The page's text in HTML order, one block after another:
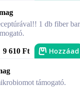
1 db fiber bar
9 610 Ft Hozzáad
támogató.